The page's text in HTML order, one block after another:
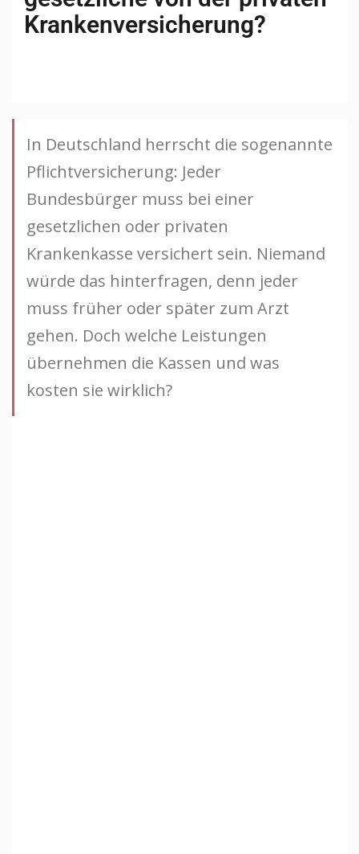
Krankenversicherung?
In Deutschland herrscht die sogenannte
Pflichtversicherung: Jeder
Bundesbürger muss bei einer
gesetzlichen oder privaten
Krankenkasse versichert sein. Niemand
würde das hinterfragen, denn jeder
muss früher oder später zum Arzt
gehen. Doch welche Leistungen
übernehmen die Kassen und was
kosten sie wirklich?